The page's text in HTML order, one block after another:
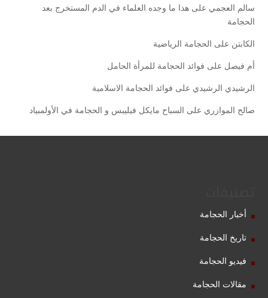
سالم العجمي على هذا ما وجده العلماء في الدم المستخرج بعد
الحجامة
الكابتن على الحجامة الرياضية
أم فيصل على فوائد الحجامة للمرأة الحامل
الرشيدي الرشيدي على فوائد الحجامة الاسلامية
صالح الموازري على السباح مايكل فيليبس و الحجامة في الأولمبياد
أخبار الحجامة
تاريخ الحجامة
فيديو الحجامة
مقالات الحجامة